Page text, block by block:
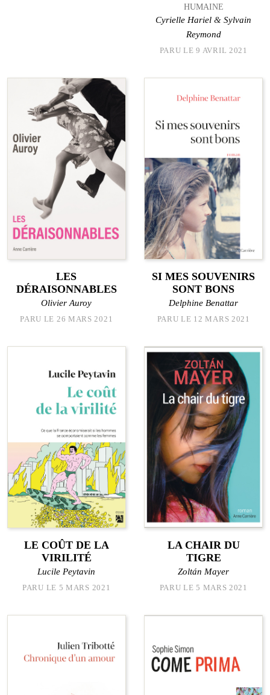
HUMAINE
Cyrielle Hariel &Sylvain
Reymond
PARU LE 9 AVRIL 2021
LES
DÉRAISONNABLES
Olivier Auroy
PARU LE 26 MARS 2021
SI MES SOUVENIRS
SONT BONS
Delphine Benattar
PARU LE 12 MARS 2021
LE COÛT DE LA
VIRILITÉ
Lucile Peytavin
PARU LE 5 MARS 2021
LA CHAIR DU
TIGRE
Zoltán Mayer
PARU LE 5 MARS 2021